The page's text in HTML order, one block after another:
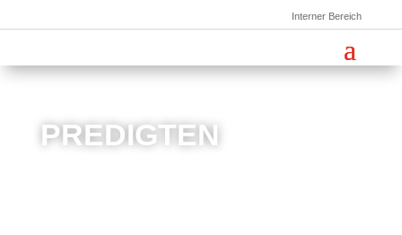
Interner Bereich
PREDIGTEN